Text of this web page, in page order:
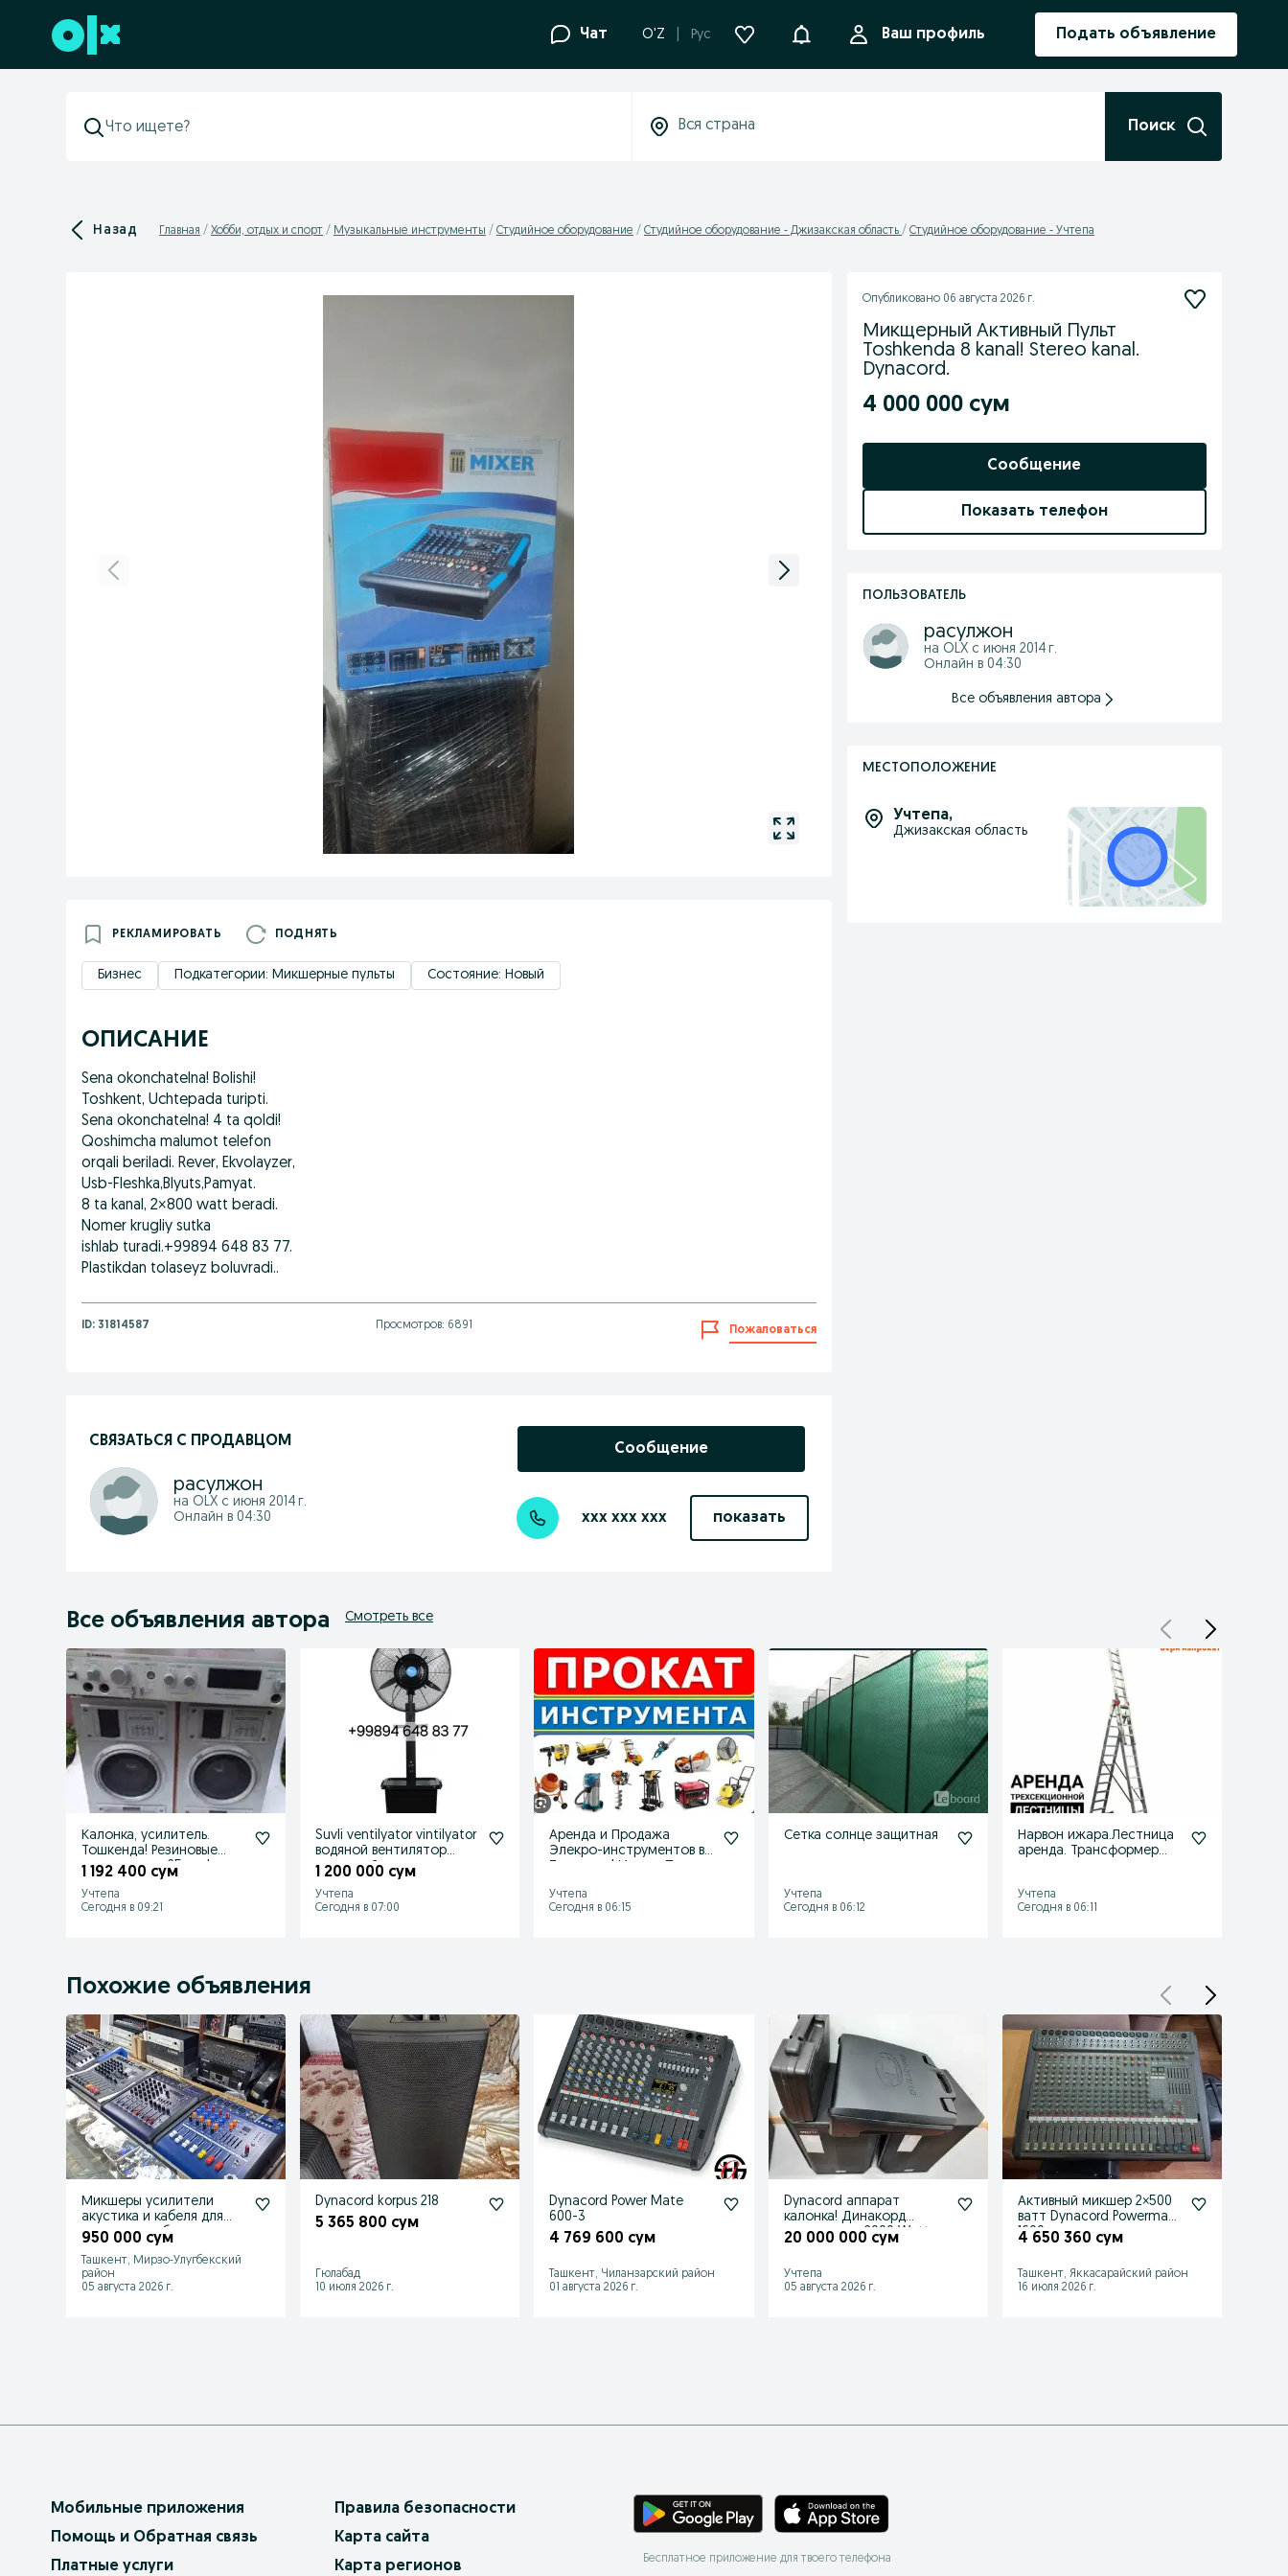
Перейти к нижнему колонтитулу Чат O'Z Рус УведомленияВаш профиль Подать объявление
Поиск
Назад Главная Хобби, отдых и спорт Музыкальные инструменты Студийное оборудование Студийное оборудование - Джизакская область Студийное оборудование - Учтепа
РЕКЛАМИРОВАТЬ ПОДНЯТЬ
Бизнес Подкатегории: Микшерные пульты Состояние: Новый
ОПИСАНИЕ
Sena okonchatelna! Bolishi!
Toshkent, Uchtepada turipti.
Sena okonchatelna! 4 ta qoldi!
Qoshimcha malumot telefon
orqali beriladi. Rever, Ekvolayzer,
Usb-Fleshka,Blyuts,Pamyat.
8 ta kanal, 2×800 watt beradi.
Nomer krugliy sutka
ishlab turadi.+99894 648 83 77.
Plastikdan tolaseyz boluvradi..
ID: 31814587 Просмотров: 6891 Пожаловаться
СВЯЗАТЬСЯ С ПРОДАВЦОМ
расулжон
на OLX с июня 2014 г.
Онлайн в 04:30
Сообщение
xxx xxx xxx показать
Опубликовано 06 августа 2026 г.
Микщерный Активный Пульт
Toshkenda 8 kanal! Stereo kanal.
Dynacord.
4 000 000 сум
Сообщение
Показать телефон
ПОЛЬЗОВАТЕЛЬ
расулжон
на OLX с июня 2014 г.
Онлайн в 04:30
Все объявления автора
МЕСТОПОЛОЖЕНИЕ
Учтепа,
Джизакская область
Все объявления автора Смотреть все
Калонка, усилитель.
Тошкенда! Резиновые
динамики по 25 ват!
1 192 400 сум
Учтепа
Сегодня в 09:21
Suvli ventilyator vintilyator
водяной вентилятор
наполный кондицонер
1 200 000 сум
Учтепа
Сегодня в 07:00
Аренда и Продажа
Элекро-инструментов в
Учтепа
Сегодня в 06:15
Сетка солнце защитная
Учтепа
Сегодня в 06:12
Нарвон ижара.Лестница
аренда. Трансформер
Учтепа
Сегодня в 06:11
Похожие объявления
Микшеры усилители
акустика и кабеля для
ресторанов баров и
950 000 сум
Ташкент, Мирзо-Улугбекский
район
05 августа 2026 г.
Dynacord korpus 218
5 365 800 сум
Гюлабад
10 июля 2026 г.
Dynacord Power Mate
600-3
4 769 600 сум
Ташкент, Чиланзарский район
01 августа 2026 г.
Dynacord аппарат
калонка! Динакорд
аппаратура 2000 Watt в
20 000 000 сум
Учтепа
05 августа 2026 г.
Активный микшер 2×500
ватт Dynacord Powermate
1600.
4 650 360 сум
Ташкент, Яккасарайский район
16 июля 2026 г.
Мобильные приложения
Помощь и Обратная связь
Платные услуги
Правила безопасности
Карта сайта
Карта регионов
Бесплатное приложение для твоего телефона